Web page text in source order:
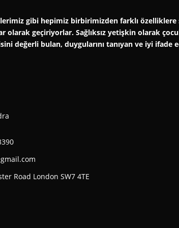
gibi hepimiz birbirimizden farklı özelliklere
olarak geçiriyorlar. Sağlıksız yetişkin olarak
değerli bulan, duygularını tanıyan ve iyi
Road London SW7 4TE